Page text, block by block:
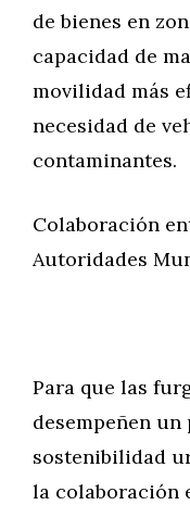
de bienes en
capacidad de
movilidad más
necesidad de
contaminantes.
Colaboración
Autoridades
Para que las
desempeñen
sostenibilidad
la colaboración